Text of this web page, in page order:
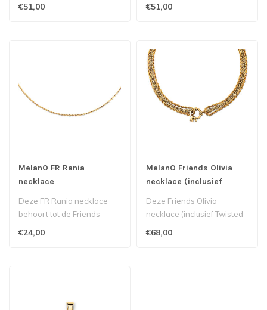
€51,00 €51,00
MelanO FR Rania
necklace
Deze FR Rania necklace
behoort tot de Friends
€24,00
MelanO Friends Olivia
necklace (inclusief
Deze Friends Olivia
necklace (inclusief Twisted
€68,00